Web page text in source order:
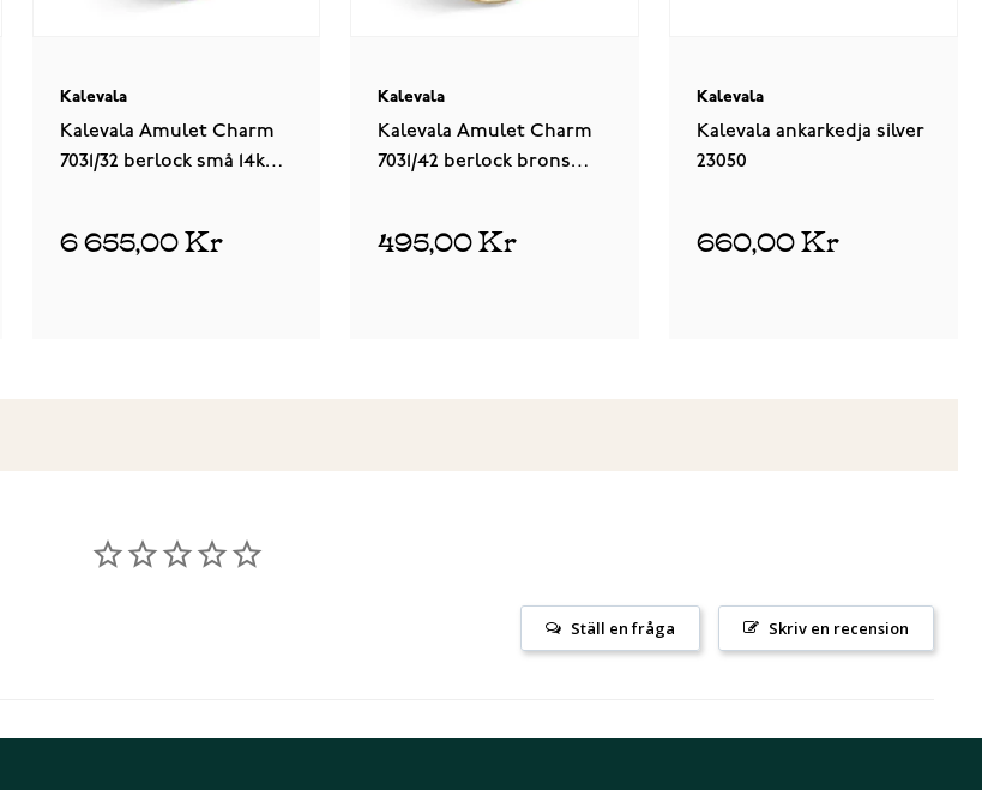
Kalevala
Kalevala Amulet Charm
7031/32 berlock små 14k
6 655,00 Kr
Kalevala
Kalevala Amulet Charm
7031/42 berlock brons
495,00 Kr
Kalevala
Kalevala ankarkedja silver
23050
660,00 Kr
Skriv en recension
Ställ en fråga